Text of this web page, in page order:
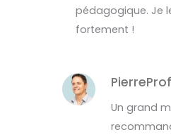
pédagogique. Je
fortement !
PierreProf
Un grand